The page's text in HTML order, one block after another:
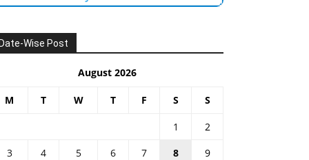
Wise Post
August 2026
M T W T F S S
1
2
3
4 5 6 7 8
9